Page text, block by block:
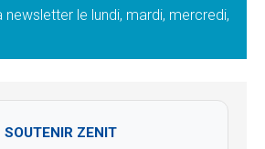
le lundi, mardi, mercredi,
SOUTENIR ZENIT